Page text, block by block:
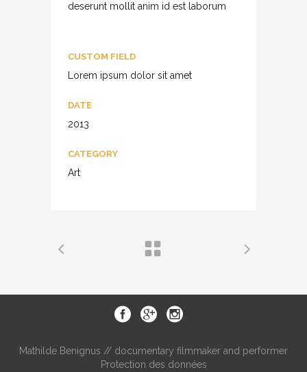
deserunt mollit anim id est laborum
CUSTOM FIELD
Lorem ipsum dolor sit amet
DATE
2013
CATEGORY
Art
Mathilde Benignus // documentary filmmaker and performer
Protection des données